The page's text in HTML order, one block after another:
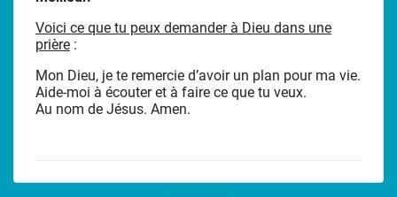
Voici ce que tu peux demander à Dieu dans une
prière :
Mon Dieu, je te remercie d’avoir un plan pour ma vie.
Aide-moi à écouter et à faire ce que tu veux.
Au nom de Jésus. Amen.